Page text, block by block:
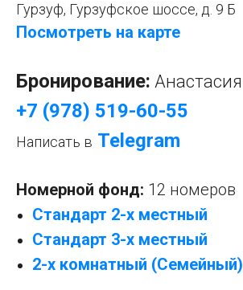
Гурзуф, Гурзуфское шоссе, д. 9 Б
Посмотреть на карте
Бронирование: Анастасия
+7 (978) 519-60-55
Написать в Telegram
Номерной фонд: 12 номеров
Стандарт 2-х местный
Стандарт 3-х местный
2-х комнатный (Семейный)